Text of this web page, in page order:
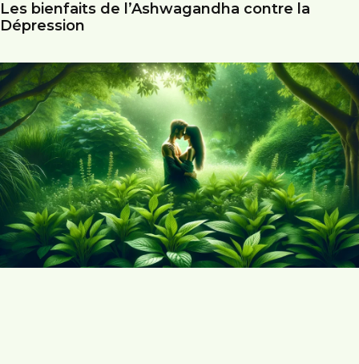
Les bienfaits de l’Ashwagandha contre la
Dépression